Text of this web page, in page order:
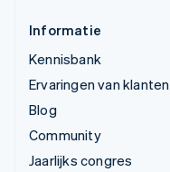
Informatie
Kennisbank
Ervaringen van klanten
Blog
Community
Jaarlijks congres